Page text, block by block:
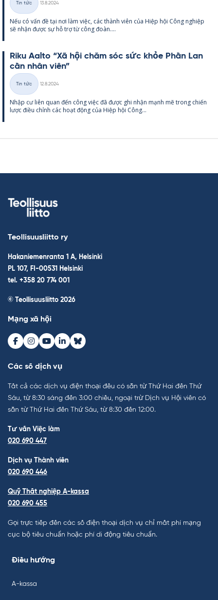
Thể
loại
Tin tức
13.8.2024
Nếu có vấn đề tại nơi làm việc, các thành viên của Hiệp hội Công ng­hiệp
sẽ nhận được sự hỗ trợ từ công đoàn....
Riku Aalto “Xã hội chăm sóc sức khỏe Phần Lan
cần nhân viên”
Thể
loại
Tin tức
12.8.2024
Nhập cư liên quan đến công việc đã được ghi nhận mạnh mẽ trong chiến
lược điều chỉnh các hoạt động của Hiệp hội Công...
Teollisuusliitto ry
Hakaniemenranta 1 A, Helsinki
PL 107, FI-00531 Helsinki
tel. +358 20 774 001
© Teollisuusliitto 2026
Mạng xã hội
Facebook
Instagram
Youtube
LinkedInBluesky
Các số dịch vụ
Tất cả các dịch vụ điện thoại đều có sẵn từ Thứ Hai đến Thứ
Sáu, từ 8:30 sáng đến 3:00 chiều, ngoại trừ Dịch vụ Hội viên có
sẵn từ Thứ Hai đến Thứ Sáu, từ 8:30 đến 12:00.
Tư vấn Việc làm
020 690 447
Dịch vụ Thành viên
020 690 446
Quỹ Thất nghiệp A-kassa
020 690 455
Gọi trực tiếp đến các số điện thoại dịch vụ chỉ mất phí mạng
cục bộ tiêu chuẩn hoặc phí di động tiêu chuẩn.
Điều hướng
A-kassa